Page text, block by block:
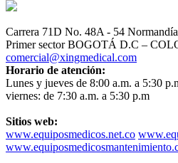
Carrera 71D No. 48A - 54 Normandía
Primer sector BOGOTÁ D.C –
comercial@xingmedical.com
Horario de atención:
Lunes y jueves de 8:00 a.m. a 5:30
viernes: de 7:30 a.m. a 5:30 p.m
Sitios web:
www.equiposmedicos.net.co